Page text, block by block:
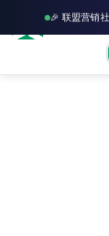
🎉 联盟营销
富裕者联